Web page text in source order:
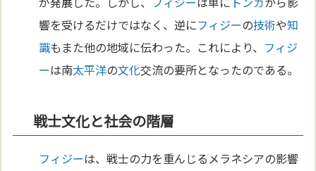
響を受けるだけではなく、逆にフィジーの技術や知
識もまた他の地域に伝わった。これにより、 フィジ
ーは南太平洋の文化交流の要所となったのである。
戦士文化と社会の階層
フィジーは、戦士の力を重んじるメラネシアの影響